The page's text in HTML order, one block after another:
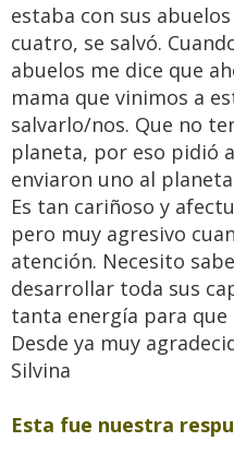
estaba con sus
cuatro, se salvó.
abuelos me dice que
mama que vinimos a
salvarlo/nos. Que no
planeta, por eso pidió
enviaron uno al
Es tan cariñoso y
pero muy agresivo
atención. Necesito
desarrollar toda sus
tanta energía para que
Desde ya muy
Silvina
Esta fue nuestra